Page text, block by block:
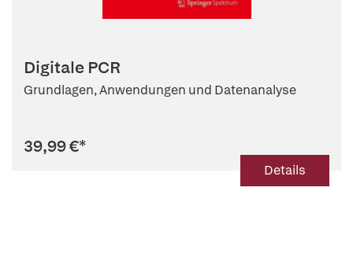
Digitale PCR
Grundlagen, Anwendungen und Datenanalyse
39,99 €*
Details